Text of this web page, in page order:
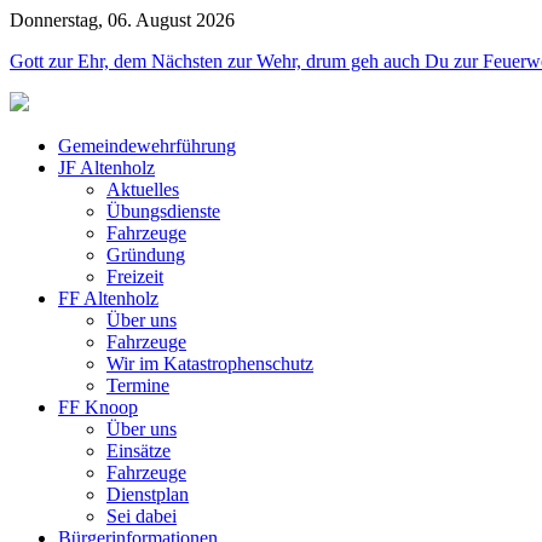
Donnerstag, 06. August 2026
Gott zur Ehr, dem Nächsten zur Wehr, drum geh auch Du zur
Gemeindewehrführung
JF Altenholz
Aktuelles
Übungsdienste
Fahrzeuge
Gründung
Freizeit
FF Altenholz
Über uns
Fahrzeuge
Wir im Katastrophenschutz
Termine
FF Knoop
Über uns
Einsätze
Fahrzeuge
Dienstplan
Sei dabei
Bürgerinformationen
Jahr
Monat
Jahr
Monat